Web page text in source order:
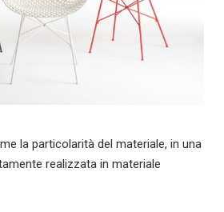
la particolarità del materiale, in una
realizzata in materiale